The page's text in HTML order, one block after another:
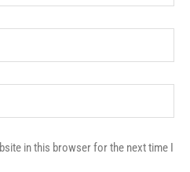
in this browser for the next time I